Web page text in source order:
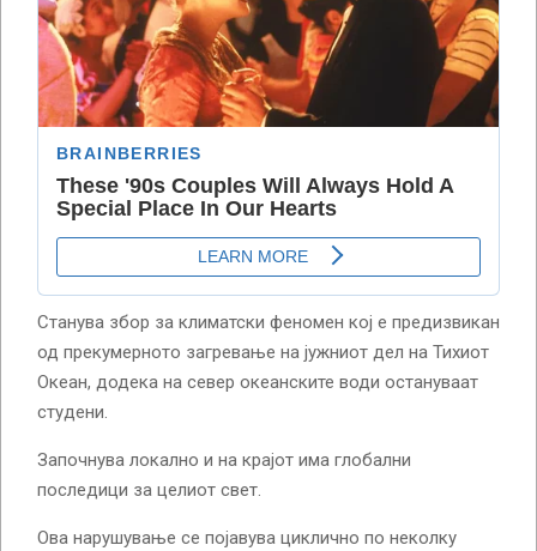
Станува збор за климатски феномен кој е предизвикан
од прекумерното загревање на јужниот дел на Тихиот
Океан, додека на север океанските води остануваат
студени.
Започнува локално и на крајот има глобални
последици за целиот свет.
Ова нарушување се појавува циклично по неколку